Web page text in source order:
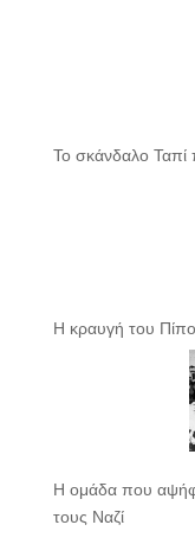
Το σκάνδαλο Ταπί
Η κραυγή του Πίπο
Η ομάδα που
τους Ναζί